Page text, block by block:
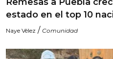
estado en el top 10
Naye Vélez / Comunidad